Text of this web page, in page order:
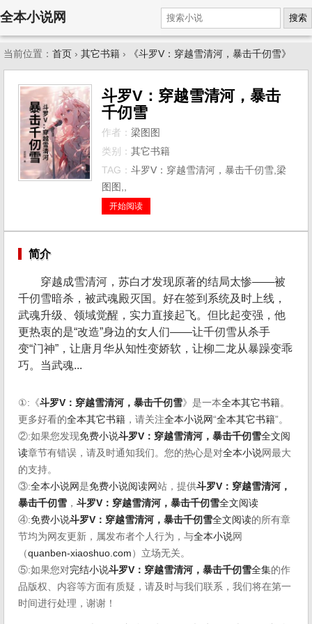
全本小说网 搜索
当前位置： 首页 › 其它书籍 › 《斗罗V：穿越雪清河，暴击千仞雪》
斗罗V：穿越雪清河，暴击
千仞雪
作者： 梁图图
类别： 其它书籍
TAG： 斗罗V：穿越雪清河，暴击千仞雪,梁
图图,,
开始阅读
简介
穿越成雪清河，苏白才发现原著的结局太惨——被
千仞雪暗杀，被武魂殿灭国。好在签到系统及时上线，
武魂升级、领域觉醒，实力直接起飞。但比起变强，他
更热衷的是“改造”身边的女人们——让千仞雪从杀手
变“门神”，让唐月华从知性变娇软，让柳二龙从暴躁变乖
巧。当武魂...
①:《斗罗V：穿越雪清河，暴击千仞雪》是一本全本其它书籍。
更多好看的全本其它书籍 ，请关注全本小说网“全本其它书籍”。
②:如果您发现免费小说斗罗V：穿越雪清河，暴击千仞雪全文阅
读章节有错误，请及时通知我们。您的热心是对全本小说网最大
的支持。
③:全本小说网是免费小说阅读网站，提供斗罗V：穿越雪清河，
暴击千仞雪 ， 斗罗V：穿越雪清河，暴击千仞雪全文阅读
④:免费小说斗罗V：穿越雪清河，暴击千仞雪全文阅读的所有章
节均为网友更新，属发布者个人行为，与全本小说网
（quanben-xiaoshuo.com ）立场无关。
⑤:如果您对完结小说斗罗V：穿越雪清河，暴击千仞雪全集的作
品版权、内容等方面有质疑，请及时与我们联系，我们将在第一
时间进行处理，谢谢！